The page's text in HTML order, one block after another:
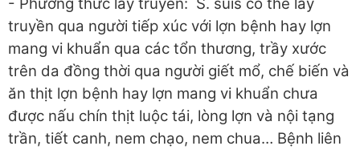
truyền qua người tiếp xúc với lợn bệnh hay lợn
mang vi khuẩn qua các tổn thương, trầy xước
trên da đồng thời qua người giết mổ, chế biến và
ăn thịt lợn bệnh hay lợn mang vi khuẩn chưa
được nấu chín thịt luộc tái, lòng lợn và nội tạng
trần, tiết canh, nem chạo, nem chua… Bệnh liên